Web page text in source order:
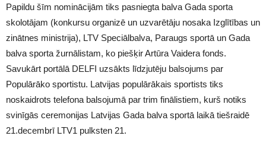
Papildu šīm nominācijām tiks pasniegta balva Gada sporta
skolotājam (konkursu organizē un uzvarētāju nosaka Izglītības un
zinātnes ministrija), LTV Speciālbalva, Paraugs sportā un Gada
balva sporta žurnālistam, ko piešķir Artūra Vaidera fonds.
Savukārt portālā DELFI uzsākts līdzjutēju balsojums par
Populārāko sportistu. Latvijas populārākais sportists tiks
noskaidrots telefona balsojumā par trim finālistiem, kurš notiks
svinīgās ceremonijas Latvijas Gada balva sportā laikā tiešraidē
21.decembrī LTV1 pulksten 21.